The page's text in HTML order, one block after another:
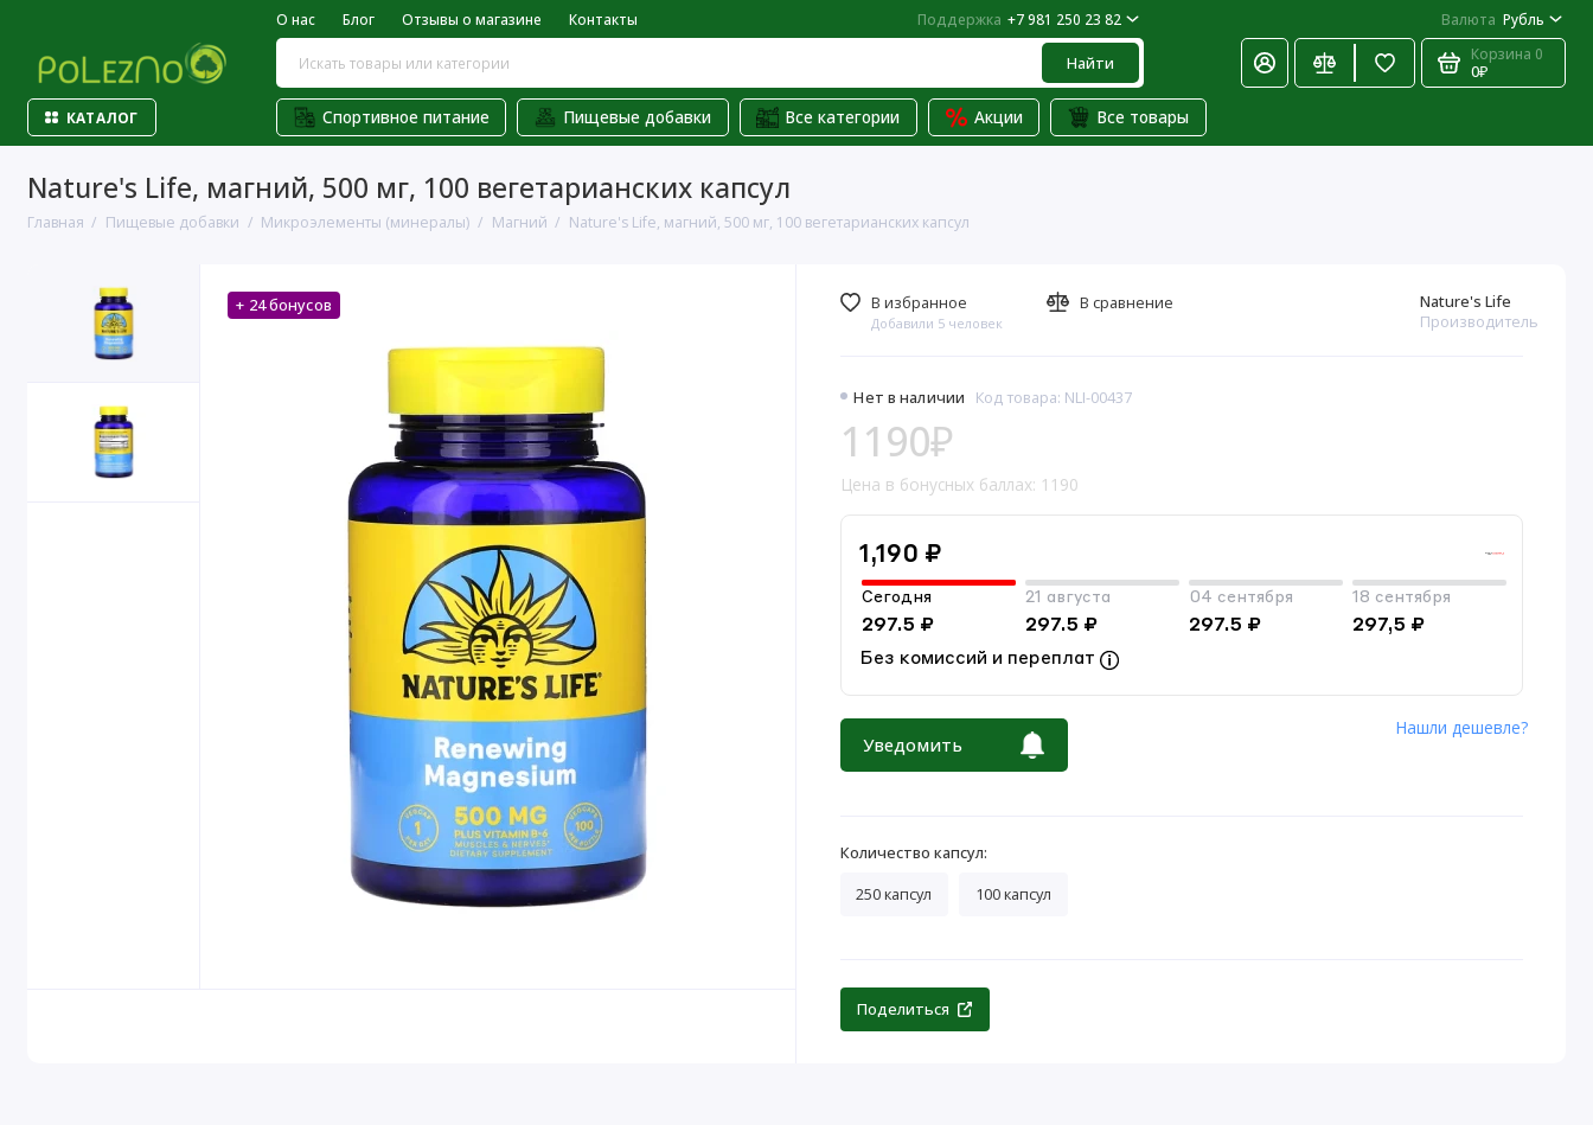
О нас Блог Отзывы о магазине Контакты Поддержка +7 981 250 23 82 Валюта Рубль
Найти Корзина 0
0₽
КАТАЛОГ Спортивное питание Пищевые добавки Все категории Акции Все товары
Nature's Life, магний, 500 мг, 100 вегетарианских капсул
Главная Пищевые добавки Микроэлементы (минералы) Магний Nature's Life, магний, 500 мг, 100 вегетарианских капсул
+ 24 бонусов
Нет в наличии Код товара: NLI-00437
Nature's Life
Производитель
1190₽
Цена в бонусных баллах: 1190
1,190 ₽
Сегодня
297.5 ₽
21 августа
297.5 ₽
04 сентября
297.5 ₽
18 сентября
297,5 ₽
Без комиссий и переплат
Уведомить
Нашли дешевле?
В избранное
Добавили 5 человек
В сравнение
Количество капсул:
250 капсул
100 капсул
Поделиться